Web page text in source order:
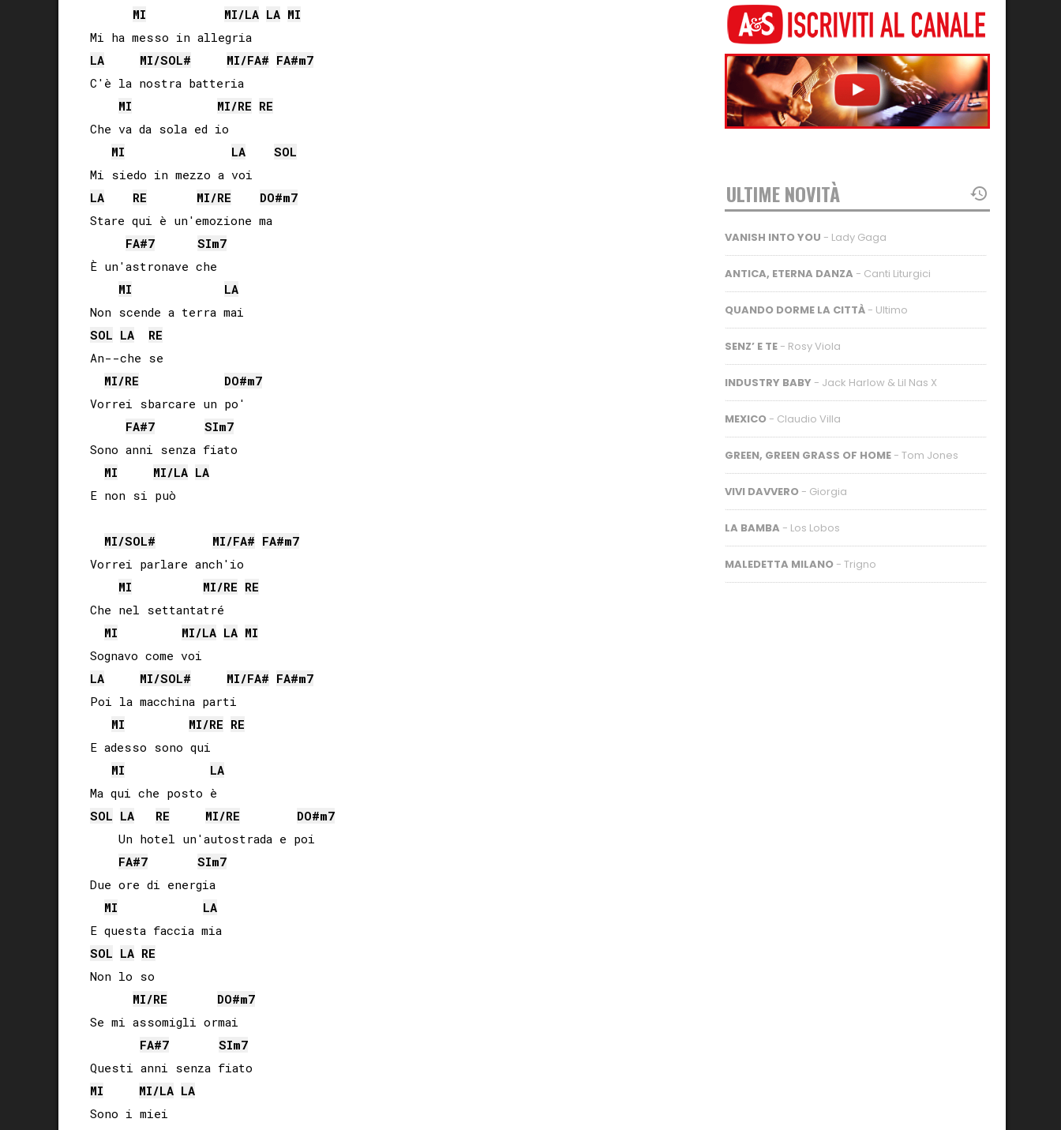
MI
MI/LA LA MI
LA
MI/SOL# MI/FA# FA#m7
C'è la nostra batteria
MI
MI/RE RE
Che va da sola ed io
MI
LA
SOL
LA
RE MI/RE DO#m7
Stare qui è un'emozione ma
FA#7 SIm7
È un'astronave che
MI
LA
SOL LA
RE
An--che se
MI/RE DO#m7
Vorrei sbarcare un po'
FA#7 SIm7
Sono anni senza fiato
MI
MI/LA LA
E non si può
MI/SOL# MI/FA# FA#m7
Vorrei parlare anch'io
MI
MI/RE RE
Che nel settantatré
MI
MI/LA LA MI
LA
MI/SOL# MI/FA# FA#m7
Poi la macchina parti
MI
MI/RE RE
E adesso sono qui
MI
LA
SOL LA RE MI/RE DO#m7
    Un hotel un'autostrada e poi
FA#7 SIm7
Due ore di energia
MI
LA
SOL LA RE
Non lo so
MI/RE DO#m7
Se mi assomigli ormai
FA#7 SIm7
MI
MI/LA LA
Sono i miei
ULTIME NOVITÀ
VANISH INTO YOU - Lady Gaga
ANTICA, ETERNA DANZA - Canti Liturgici
QUANDO DORME LA CITTÀ - Ultimo
SENZ’ E TE - Rosy Viola
INDUSTRY BABY - Jack Harlow & Lil Nas X
MEXICO - Claudio Villa
GREEN, GREEN GRASS OF HOME - Tom Jones
VIVI DAVVERO - Giorgia
LA BAMBA - Los Lobos
MALEDETTA MILANO - Trigno